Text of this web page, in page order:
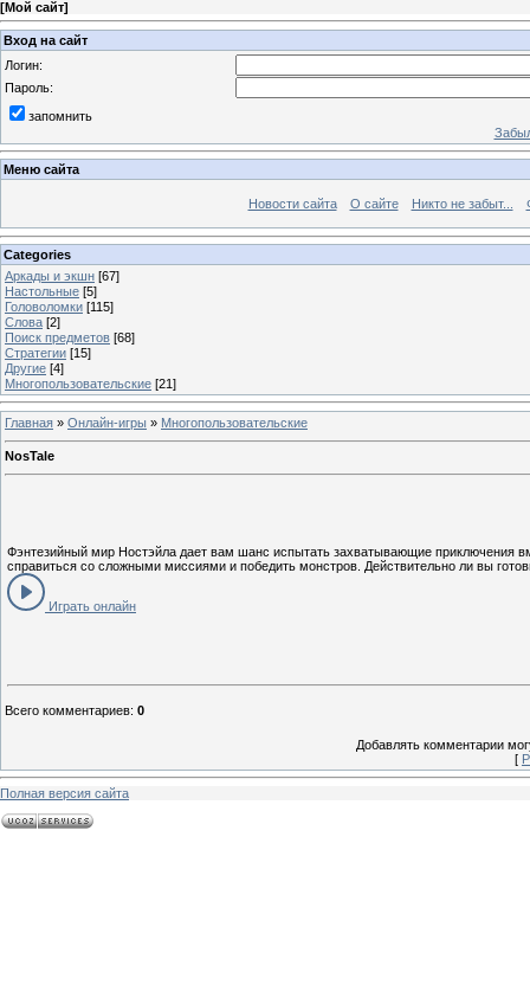
[Мой сайт]
Вход на сайт
Логин:
Пароль:
запомнить
Меню сайта
Новости сайта О сайте Никто не забыт...
Categories
Аркады и экшн [67]
Настольные [5]
Головоломки [115]
Слова [2]
Поиск предметов [68]
Стратегии [15]
Другие [4]
Многопользовательские [21]
Главная » Онлайн-игры » Многопользовательские
NosTale
Фэнтезийный мир Ностэйла дает вам шанс испытать захватывающие
справиться со сложными миссиями и победить монстров. Действительно ли вы
Играть онлайн
Всего комментариев: 0
Добавлять комментарии
[
Полная версия сайта